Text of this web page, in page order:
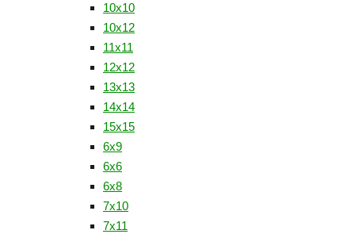
10х10
10х12
11x11
12х12
13x13
14x14
15x15
6x9
6х6
6х8
7x10
7x11